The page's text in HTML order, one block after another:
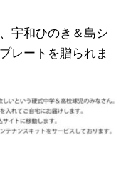
宇和ひのき＆島シ
レートを贈られま